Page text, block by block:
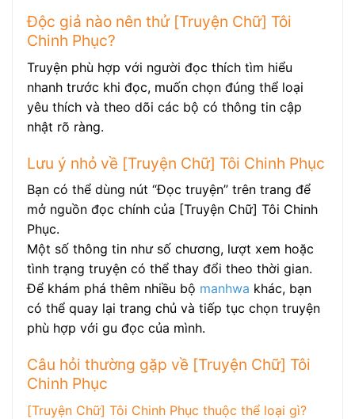
Độc giả nào nên thử [Truyện Chữ] Tôi
Chinh Phục?
Truyện phù hợp với người đọc thích tìm hiểu
nhanh trước khi đọc, muốn chọn đúng thể loại
yêu thích và theo dõi các bộ có thông tin cập
nhật rõ ràng.
Lưu ý nhỏ về [Truyện Chữ] Tôi Chinh Phục
Bạn có thể dùng nút “Đọc truyện” trên trang để
mở nguồn đọc chính của [Truyện Chữ] Tôi Chinh
Phục.
Một số thông tin như số chương, lượt xem hoặc
tình trạng truyện có thể thay đổi theo thời gian.
Để khám phá thêm nhiều bộ manhwa khác, bạn
có thể quay lại trang chủ và tiếp tục chọn truyện
phù hợp với gu đọc của mình.
Câu hỏi thường gặp về [Truyện Chữ] Tôi
Chinh Phục
[Truyện Chữ] Tôi Chinh Phục thuộc thể loại gì?